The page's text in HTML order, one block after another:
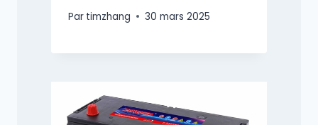
Par timzhang 30 mars 2025